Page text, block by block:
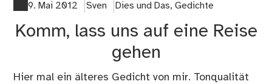
9. Mai 2012 Sven Dies und Das, Gedichte
Komm, lass uns auf eine Reise
gehen
Hier mal ein älteres Gedicht von mir. Tonqualität